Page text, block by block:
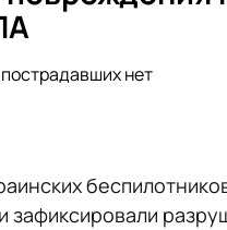
нет
зафиксировали